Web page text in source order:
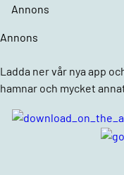
Annons
Annons
Ladda ner vår nya app
hamnar och mycket